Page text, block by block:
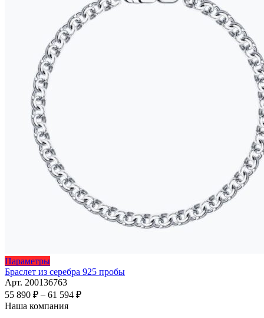
странице
товара.
455 ₽
ПараметрыЭтот
товар
имеет
несколько
вариаций.
Браслет из серебра 925 пробы
Арт. 200136763
55 890 ₽ – 61 594 ₽Диапазон
Наша компания